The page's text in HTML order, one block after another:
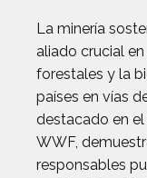
La minería
aliado crucial
forestales y la
países en vías
destacado en
WWF,
responsables